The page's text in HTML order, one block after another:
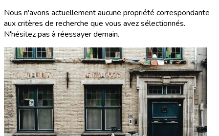
Nous n'avons actuellement aucune propriété correspondante
aux critères de recherche que vous avez sélectionnés.
N'hésitez pas à réessayer demain.